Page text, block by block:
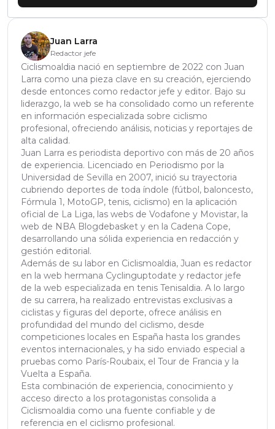
Juan Larra
Redactor jefe
Ciclismoaldia nació en septiembre de 2022 con Juan
Larra como una pieza clave en su creación, ejerciendo
desde entonces como redactor jefe y editor. Bajo su
liderazgo, la web se ha consolidado como un referente
en información especializada sobre ciclismo
profesional, ofreciendo análisis, noticias y reportajes de
alta calidad.
Juan Larra es periodista deportivo con más de 20 años
de experiencia. Licenciado en Periodismo por la
Universidad de Sevilla en 2007, inició su trayectoria
cubriendo deportes de toda índole (fútbol, baloncesto,
Fórmula 1, MotoGP, tenis, ciclismo) en la aplicación
oficial de La Liga, las webs de Vodafone y Movistar, la
web de NBA Blogdebasket y en la Cadena Cope,
desarrollando una sólida experiencia en redacción y
gestión editorial.
Además de su labor en Ciclismoaldia, Juan es redactor
en la web hermana Cyclinguptodate y redactor jefe
de la web especializada en tenis Tenisaldia. A lo largo
de su carrera, ha realizado entrevistas exclusivas a
ciclistas y figuras del deporte, ofrece análisis en
profundidad del mundo del ciclismo, desde
competiciones locales en España hasta los grandes
eventos internacionales, y ha sido enviado especial a
pruebas como París-Roubaix, el Tour de Francia y la
Vuelta a España.
Esta combinación de experiencia, conocimiento y
acceso directo a los protagonistas consolida a
Ciclismoaldia como una fuente confiable y de
referencia en el ciclismo profesional.